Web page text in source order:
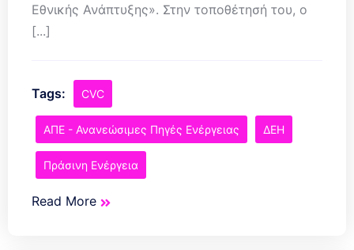
Εθνικής Ανάπτυξης». Στην τοποθέτησή του, ο
[...]
Tags: CVC
ΑΠΕ - Ανανεώσιμες Πηγές Ενέργειας ΔΕΗ
Πράσινη Ενέργεια
Read More